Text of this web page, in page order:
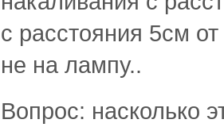
с расстояния 5см
не на лампу..
Вопрос: насколько